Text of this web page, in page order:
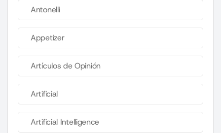
Antonelli
Appetizer
Artículos de Opinión
Artificial
Artificial Intelligence